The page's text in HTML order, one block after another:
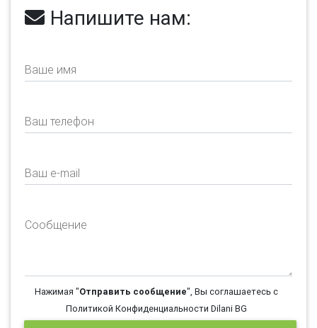
Напишите нам:
Ваше имя
Ваш телефон
Ваш e-mail
Сообщение
Нажимая "Отправить сообщение", Вы соглашаетесь с
Политикой Конфиденциальности Dilani BG